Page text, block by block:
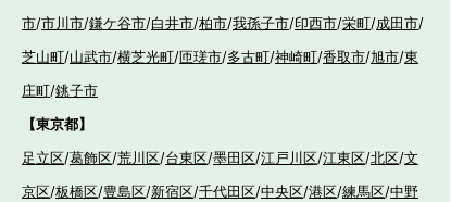
市/市川市/鎌ケ谷市/白井市/柏市/我孫子市/印西市/栄町/成田市/
芝山町/山武市/横芝光町/匝瑳市/多古町/神崎町/香取市/旭市/東
庄町/銚子市
【東京都】
足立区/葛飾区/荒川区/台東区/墨田区/江戸川区/江東区/北区/文
京区/板橋区/豊島区/新宿区/千代田区/中央区/港区/練馬区/中野